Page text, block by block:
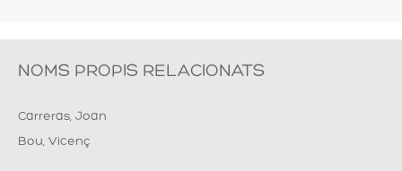
NOMS PROPIS RELACIONATS
Carreras, Joan
Bou, Vicenç